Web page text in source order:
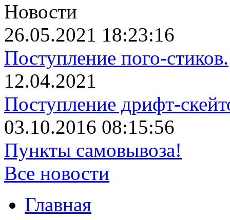
Новости
26.05.2021 18:23:16
Поступление пого-стиков.
12.04.2021
Поступление дрифт-
03.10.2016 08:15:56
Пункты самовывоза!
Все новости
Главная